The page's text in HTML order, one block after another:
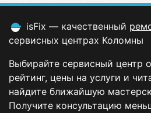
isFix — качественный
сервисных центрах Коломны
Выбирайте сервисный центр
рейтинг, цены на услуги и
найдите ближайшую
Получите консультацию